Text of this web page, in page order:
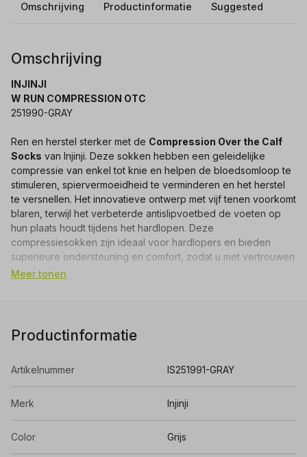
Omschrijving Productinformatie Suggested
Omschrijving
INJINJI
W RUN COMPRESSION OTC
251990-GRAY
Ren en herstel sterker met de Compression Over the Calf
Socks van Injinji. Deze sokken hebben een geleidelijke
compressie van enkel tot knie en helpen de bloedsomloop te
stimuleren, spiervermoeidheid te verminderen en het herstel
te versnellen. Het innovatieve ontwerp met vijf tenen voorkomt
blaren, terwijl het verbeterde antislipvoetbed de voeten op
hun plaats houdt tijdens het hardlopen. Deze
compressiesokken zijn ideaal voor hardlopers en bieden
superieure ondersteuning en comfort, zodat u met vertrouwen
kunt hardlopen en rusten.
verlengen, was je ze op een fijnwasprogramma met koud
water en hang je ze vervolgens aan de waslijn te drogen.
Meer tonen
Productinformatie
Artikelnummer IS251991-GRAY
Merk Injinji
Color Grijs